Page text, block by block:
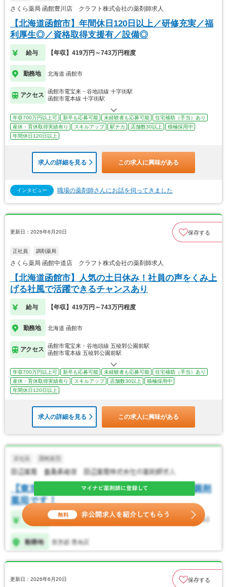
さくら薬局 函館豊川店 クラフト株式会社の薬剤師求人
【北海道函館市】年間休日120日以上／研修充実／福
利厚生◎／資格取得支援有／設備◎
給与 【年収】419万円～743万円程度
勤務地 北海道 函館市
アクセス
函館市電宝来・谷地頭線 十字街駅
函館市電本線 十字街駅
年収700万円以上可 新卒も応募可能 未経験者も応募可能
住宅補助（手当）あり
産休・育休取得実績有り
スキルアップ 駅チカ 店舗数30以上
積極採用中
年間休日120日以上
求人の詳細を見る この求人に興味がある
インタビュー 職場の薬剤師さんにお話を伺ってきました
更新日：2026年6月20日 保存する
正社員 調剤薬局
さくら薬局 函館中道店 クラフト株式会社の薬剤師求人
【北海道函館市】人気の土日休み！社員の声をくみ上
げる社風で活躍できるチャンスあり
給与 【年収】419万円～743万円程度
勤務地 北海道 函館市
アクセス
函館市電宝来・谷地頭線 五稜郭公園前駅
函館市電本線 五稜郭公園前駅
年収700万円以上可 新卒も応募可能 未経験者も応募可能
住宅補助（手当）あり
産休・育休取得実績有り
スキルアップ 店舗数30以上
積極採用中
年間休日120日以上
求人の詳細を見る この求人に興味がある
更新日：2026年6月20日 保存する